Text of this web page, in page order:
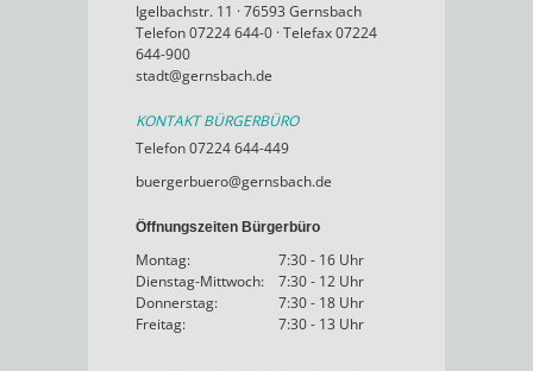
Igelbachstr. 11 · 76593 Gernsbach
Telefon 07224 644-0 · Telefax 07224
644-900
stadt@gernsbach.de
KONTAKT BÜRGERBÜRO
Telefon 07224 644-449
buergerbuero@gernsbach.de
Öffnungszeiten Bürgerbüro
Montag:
7:30 - 16 Uhr
Dienstag-Mittwoch:
7:30 - 12 Uhr
Donnerstag:
7:30 - 18 Uhr
Freitag:
7:30 - 13 Uhr